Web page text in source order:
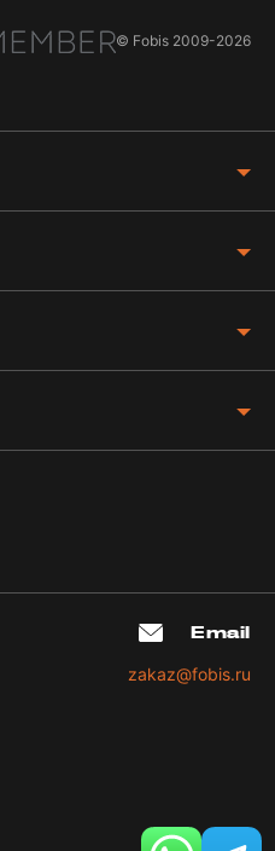
© Fobis 2009-2026
Email
zakaz@fobis.ru